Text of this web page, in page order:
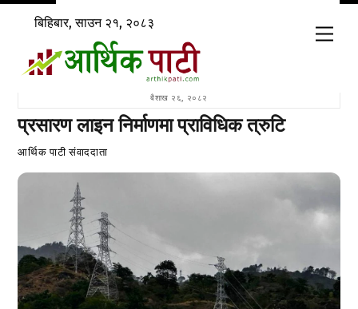
Skip
content
बिहिबार, साउन २१, २०८३
बैशाख २६, २०८२
प्रसारण लाइन निर्माणमा प्राविधिक त्रुटि
आर्थिक पाटी संवाददाता